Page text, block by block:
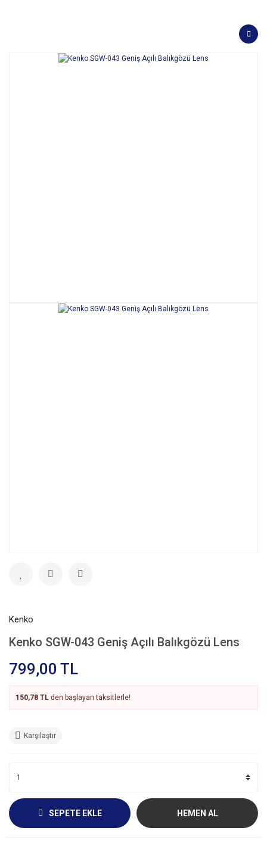
Kenko
Kenko SGW-043 Geniş Açılı Balıkgözü Lens
799,00 TL
150,78 TL den başlayan taksitlerle!
Karşılaştır
SEPETE EKLE HEMEN AL